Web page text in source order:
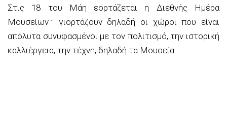
Στις 18 του Μάη εορτάζεται η Διεθνής Ημέρα
Μουσείων﮲ γιορτάζουν δηλαδή οι χώροι που είναι
απόλυτα συνυφασμένοι με τον πολιτισμό, την ιστορική
καλλιέργεια, την τέχνη, δηλαδή τα Μουσεία.